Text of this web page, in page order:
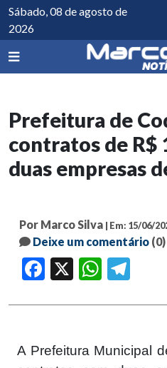
Sábado, 08 de agosto de
2026
Prefeitura de
contratos de R$
duas empresas
Por Marco Silva | Em: 15/06/
Deixe um comentário (0)
Facebook WhatsApp
A Prefeitura Municipal